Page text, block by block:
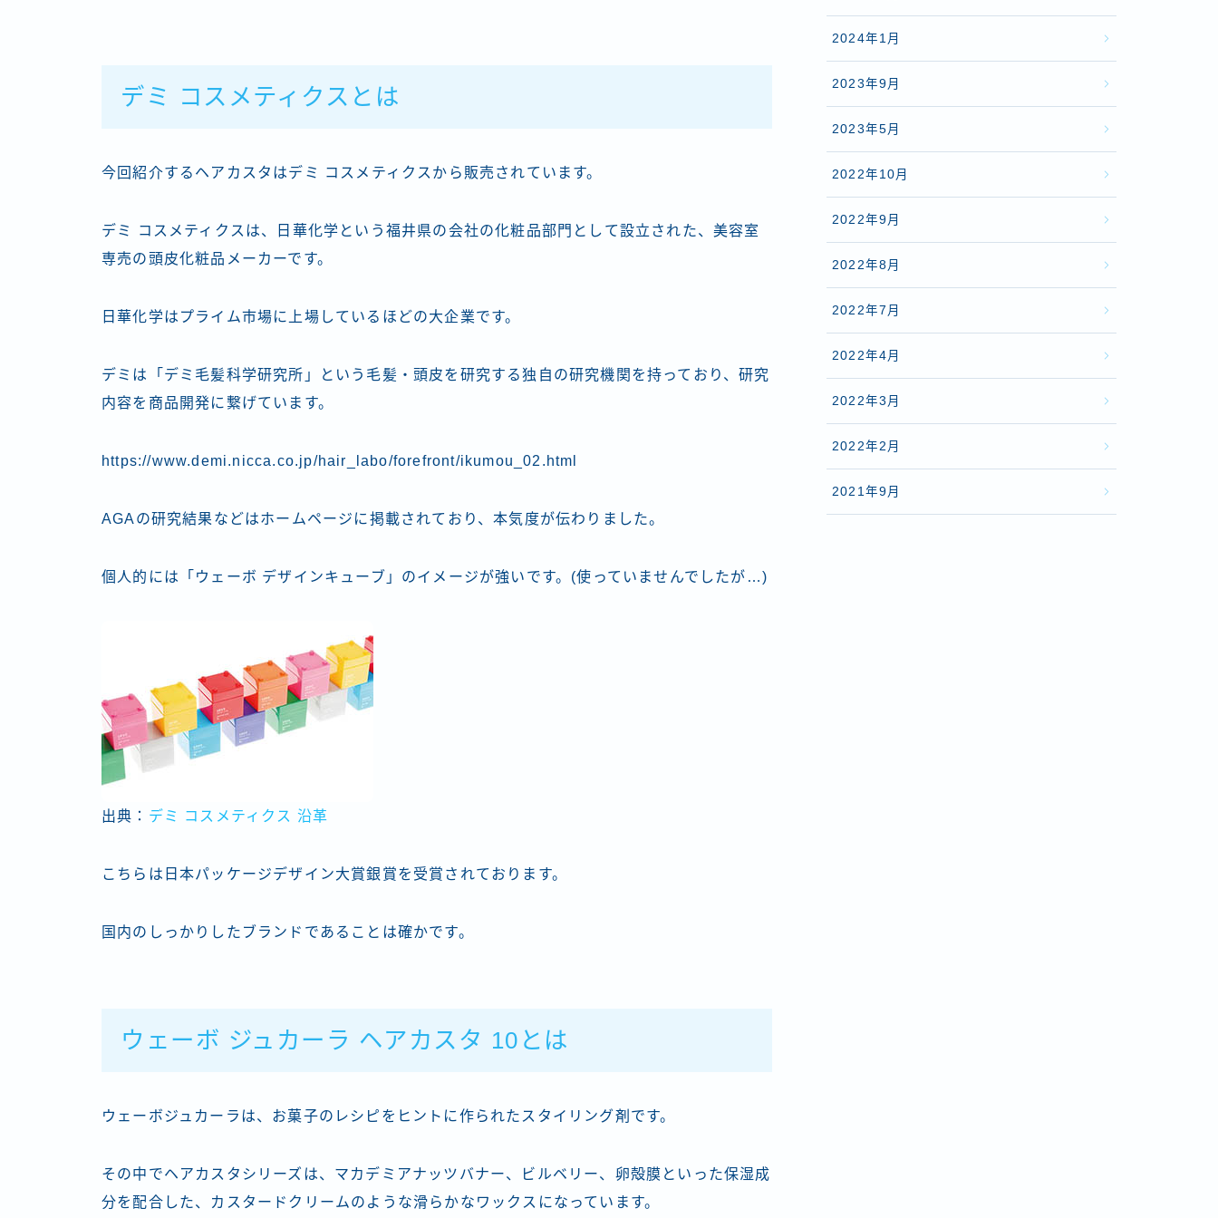
デミ コスメティクスとは
今回紹介するヘアカスタはデミ コスメティクスから販売されています。
デミ コスメティクスは、日華化学という福井県の会社の化粧品部門として設立された、美容室
専売の頭皮化粧品メーカーです。
日華化学はプライム市場に上場しているほどの大企業です。
デミは「デミ毛髪科学研究所」という毛髪・頭皮を研究する独自の研究機関を持っており、研究
内容を商品開発に繋げています。
https://www.demi.nicca.co.jp/hair_labo/forefront/ikumou_02.html
AGAの研究結果などはホームページに掲載されており、本気度が伝わりました。
個人的には「ウェーボ デザインキューブ」のイメージが強いです。(使っていませんでしたが…)
出典： デミ コスメティクス 沿革
こちらは日本パッケージデザイン大賞銀賞を受賞されております。
国内のしっかりしたブランドであることは確かです。
ウェーボ ジュカーラ ヘアカスタ 10とは
ウェーボジュカーラは、お菓子のレシピをヒントに作られたスタイリング剤です。
その中でヘアカスタシリーズは、マカデミアナッツバナー、ビルベリー、卵殻膜といった保湿成
分を配合した、カスタードクリームのような滑らかなワックスになっています。
2024年1月
2023年9月
2023年5月
2022年10月
2022年9月
2022年8月
2022年7月
2022年4月
2022年3月
2022年2月
2021年9月